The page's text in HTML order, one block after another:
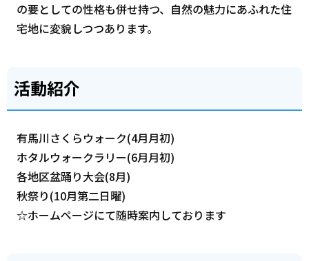
の要としての性格も併せ持つ、自然の魅力にあふれた住
宅地に変貌しつつあります。
活動紹介
有馬川さくらウォーク(4月月初)
ホタルウォークラリー(6月月初)
各地区盆踊り大会(8月)
秋祭り(10月第二日曜)
☆ホームページにて随時案内しております